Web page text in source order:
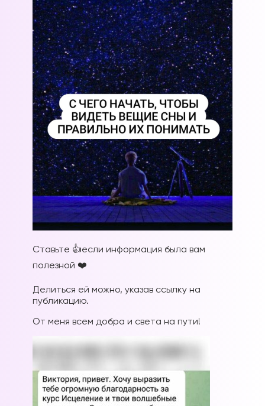
Ставьте 👍если информация была вам
полезной ❤️
Делиться ей можно, указав ссылку на
публикацию.
От меня всем добра и света на пути!